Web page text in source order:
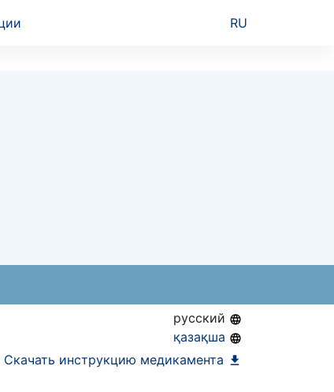
RU
русский
қазақша
Скачать инструкцию медикамента